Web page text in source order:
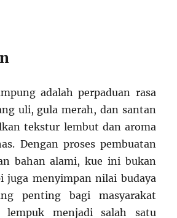
adalah perpaduan rasa
uli, gula merah, dan santan
tekstur lembut dan aroma
Dengan proses pembuatan
bahan alami, kue ini bukan
juga menyimpan nilai budaya
penting bagi masyarakat
lempuk menjadi salah satu